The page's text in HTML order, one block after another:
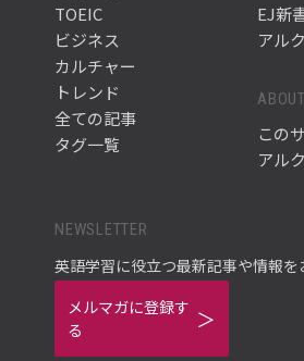
TOEIC
ビジネス
カルチャー
トレンド
全ての記事
タグ一覧
EJ新
アル
ABOUT
この
アル
NEWSLETTER
英語学習に役立つ最新記事や情報を
メルマガに登録す
る